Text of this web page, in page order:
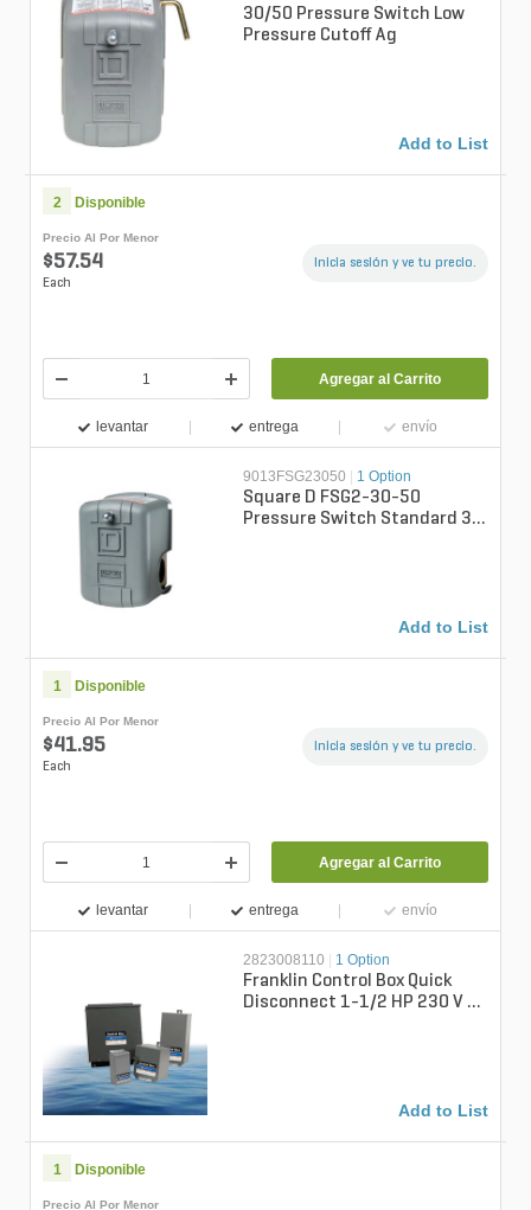
30/50 Pressure Switch Low
Pressure Cutoff Ag
Add to List
2 Disponible
Precio Al Por Menor
$57.54
Each
Inicia sesión y ve tu precio.
Agregar al Carrito
levantar entrega envío
9013FSG23050 1 Option
Square D FSG2-30-50
Pressure Switch Standard 30
Add to List
1 Disponible
Precio Al Por Menor
$41.95
Each
Inicia sesión y ve tu precio.
Agregar al Carrito
levantar entrega envío
2823008110 | 1 Option
Franklin Control Box Quick
Disconnect 1-1/2 HP 230 V 1
Add to List
1 Disponible
Precio Al Por Menor